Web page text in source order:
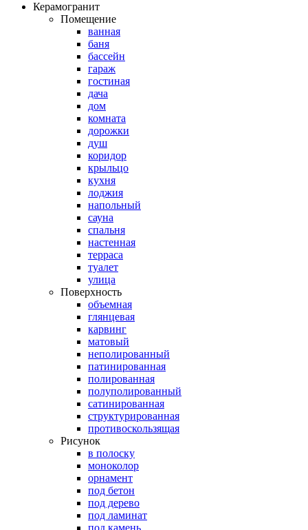
Керамогранит
Помещение
ванная
баня
бассейн
гараж
гостиная
дача
дом
комната
дорожки
душ
коридор
крыльцо
кухня
лоджия
напольный
сауна
спальня
настенная
терраса
туалет
улица
Поверхность
объемная
глянцевая
карвинг
матовый
неполированный
патинированная
полированная
полуполированный
сатинированная
структурированная
противоскользящая
Рисунок
в полоску
моноколор
орнамент
под бетон
под дерево
под ламинат
под камень